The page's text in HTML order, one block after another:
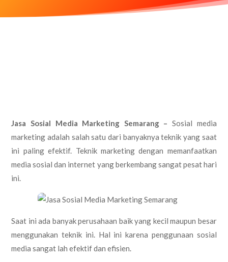
Jasa Sosial Media Marketing Semarang – Sosial media
marketing adalah salah satu dari banyaknya teknik yang saat
ini paling efektif. Teknik marketing dengan memanfaatkan
media sosial dan internet yang berkembang sangat pesat hari
ini.
Saat ini ada banyak perusahaan baik yang kecil maupun besar
menggunakan teknik ini. Hal ini karena penggunaan sosial
media sangat lah efektif dan efisien.